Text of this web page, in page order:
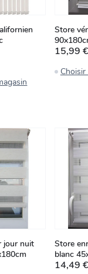
Store
15,99 €
jour nuit
Store
blanc
14,49 €